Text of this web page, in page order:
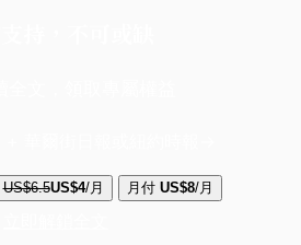
US$6.5US$4/月 月付 US$8/月